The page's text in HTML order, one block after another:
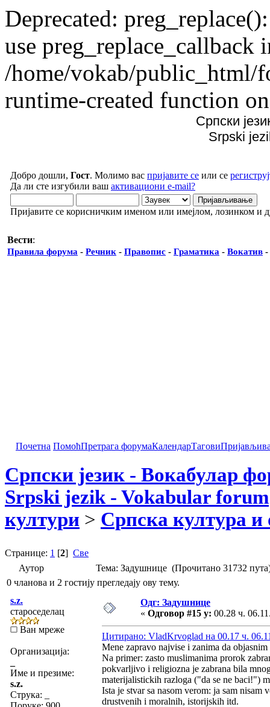
Deprecated:
use preg_replace_callback
/home/vokab/public_html/
runtime-created function
Српски
Srpski
Добро дошли, Гост. Молимо вас пријавите се или се
Да ли сте изгубили ваш активациони e-mail?
Пријавите се корисничким именом или имејлом, лозинком и
Вести:
Правила форума - Речник - Правопис - Граматика - Вокатив -
Почетна ПомоћПретрага форумаКалендарТагови
Српски језик - Вокабулар
Srpski jezik - Vokabular forum
култури > Српска култура и
Странице: 1 [2] Све
Аутор
Тема: Задушнице (Прочитано 31732
0 чланова и 2 гостију прегледају ову тему.
s.z.
староседелац
Ван мреже
Организација:
Име и презиме:
s.z.
Струка:
Одг: Задушнице
« Одговор #15 у: 00.28 ч.
Цитирано: VladKrvoglad на 00.17 ч.
Mene zapravo najvise i zanima da
Na primer: zasto muslimanima prorok
pokvarljivo i religiozna je zabrana bila
materijalistickih razloga ("da se ne baci!")
Ista je stvar sa nasom verom: ja sam
drustvenih i moralnih, istorijskih itd.